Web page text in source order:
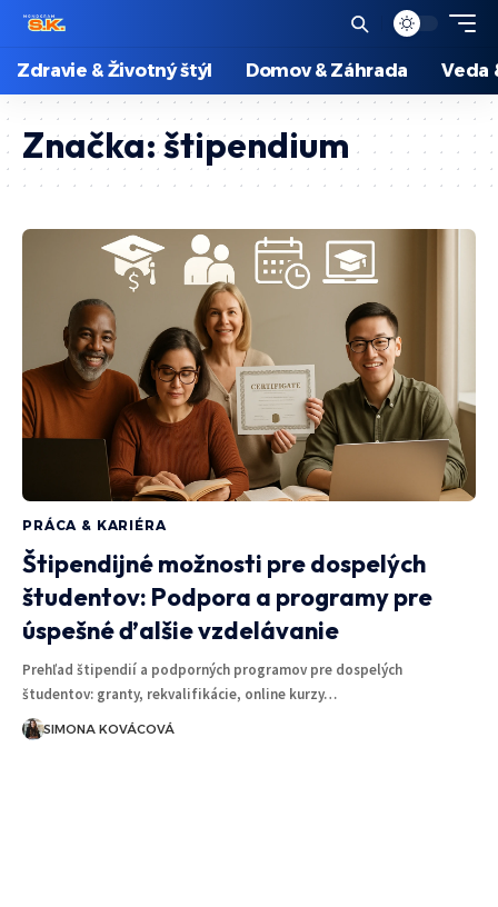
Zdravie & Životný štýl Domov & Záhrada Veda
Značka:štipendium
PRÁCA & KARIÉRA
Štipendijné možnosti pre dospelých
študentov: Podpora a programy pre
úspešné ďalšie vzdelávanie
Prehľad štipendií a podporných programov pre dospelých
študentov: granty, rekvalifikácie, online kurzy…
SIMONA KOVÁCOVÁ